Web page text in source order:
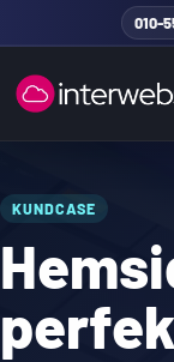
Hoppa till innehåll010-
Sök på hela
Sök efter:
KUNDCASE